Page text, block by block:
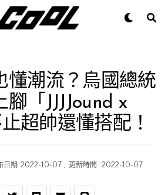
懂潮流？烏國總統
「JJJJound x
超帥還懂搭配！
日期 2022-10-07 , 更新時間 2022-10-07